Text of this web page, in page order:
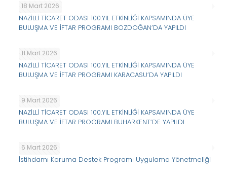
18 Mart 2026
NAZİLLİ TİCARET ODASI 100.YIL ETKİNLİĞİ KAPSAMINDA ÜYE
BULUŞMA VE İFTAR PROGRAMI BOZDOĞAN’DA YAPILDI
11 Mart 2026
NAZİLLİ TİCARET ODASI 100.YIL ETKİNLİĞİ KAPSAMINDA ÜYE
BULUŞMA VE İFTAR PROGRAMI KARACASU’DA YAPILDI
9 Mart 2026
NAZİLLİ TİCARET ODASI 100.YIL ETKİNLİĞİ KAPSAMINDA ÜYE
BULUŞMA VE İFTAR PROGRAMI BUHARKENT’DE YAPILDI
6 Mart 2026
İstihdamı Koruma Destek Programı Uygulama Yönetmeliği